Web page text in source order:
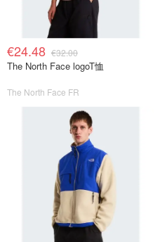
€24.48 €32.00
The North Face logoT恤
The North Face FR